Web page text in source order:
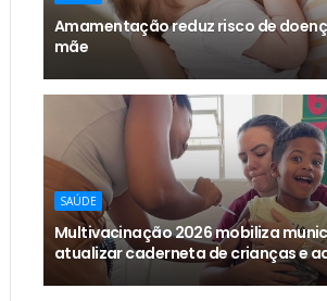
Amamentação reduz risco de
mãe
SAÚDE
Multivacinação 2026 mobiliza
atualizar caderneta de crianças e